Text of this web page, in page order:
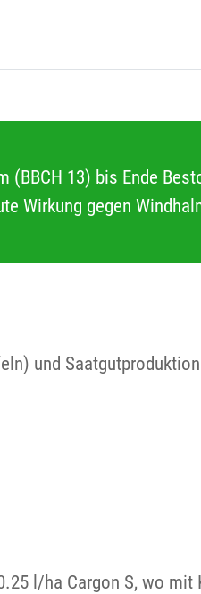
13) bis Ende
Wirkung gegen
und
l/ha Cargon S, wo mit